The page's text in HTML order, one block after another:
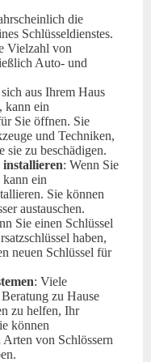
die
Schlüsseldienstes.
Vielzahl von
Auto- und
aus Ihrem Haus
kann ein
Sie öffnen. Sie
und Techniken,
sie zu beschädigen.
installieren: Wenn Sie
kann ein
Sie können
austauschen.
Sie einen Schlüssel
haben,
neuen Schlüssel für
: Viele
zu Hause
zu helfen, Ihr
können
von Schlössern